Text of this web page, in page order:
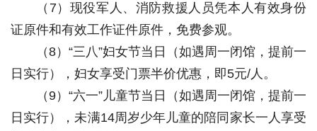
（7）现役军人、消防救援人员凭本人有效身份
证原件和有效工作证件原件，免费参观。
（8）“三八”妇女节当日（如遇周一闭馆，提前一
日实行），妇女享受门票半价优惠，即5元/人。
（9）“六一”儿童节当日（如遇周一闭馆，提前一
日实行），未满14周岁少年儿童的陪同家长一人享受